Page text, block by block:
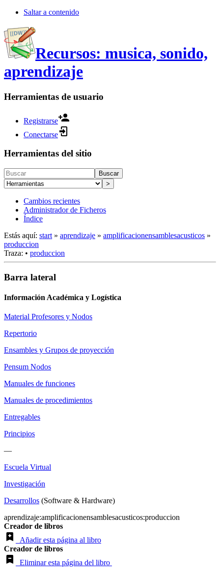
Saltar a contenido
Recursos: musica, sonido,
aprendizaje
Herramientas de usuario
Registrarse
Conectarse
Herramientas del sitio
Buscar
>
Cambios recientes
Administrador de Ficheros
Índice
Estás aquí: start » aprendizaje » amplificacionensamblesacusticos »
produccion
Traza: • produccion
Barra lateral
Información Académica y Logística
Material Profesores y Nodos
Repertorio
Ensambles y Grupos de proyección
Pensum Nodos
Manuales de funciones
Manuales de procedimientos
Entregables
Principios
—
Escuela Virtual
Investigación
Desarrollos (Software & Hardware)
aprendizaje:amplificacionensamblesacusticos:produccion
Creador de libros
Añadir esta página al libro
Creador de libros
Eliminar esta página del libro